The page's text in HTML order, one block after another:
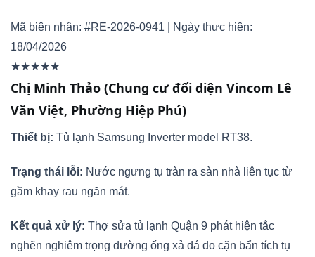
Mã biên nhận: #RE-2026-0941 | Ngày thực hiện:
18/04/2026
★★★★★
Chị Minh Thảo (Chung cư đối diện Vincom Lê
Văn Việt, Phường Hiệp Phú)
Thiết bị: Tủ lạnh Samsung Inverter model RT38.
Trạng thái lỗi: Nước ngưng tụ tràn ra sàn nhà liên tục từ
gầm khay rau ngăn mát.
Kết quả xử lý: Thợ sửa tủ lạnh Quận 9 phát hiện tắc
nghẽn nghiêm trọng đường ống xả đá do cặn bẩn tích tụ